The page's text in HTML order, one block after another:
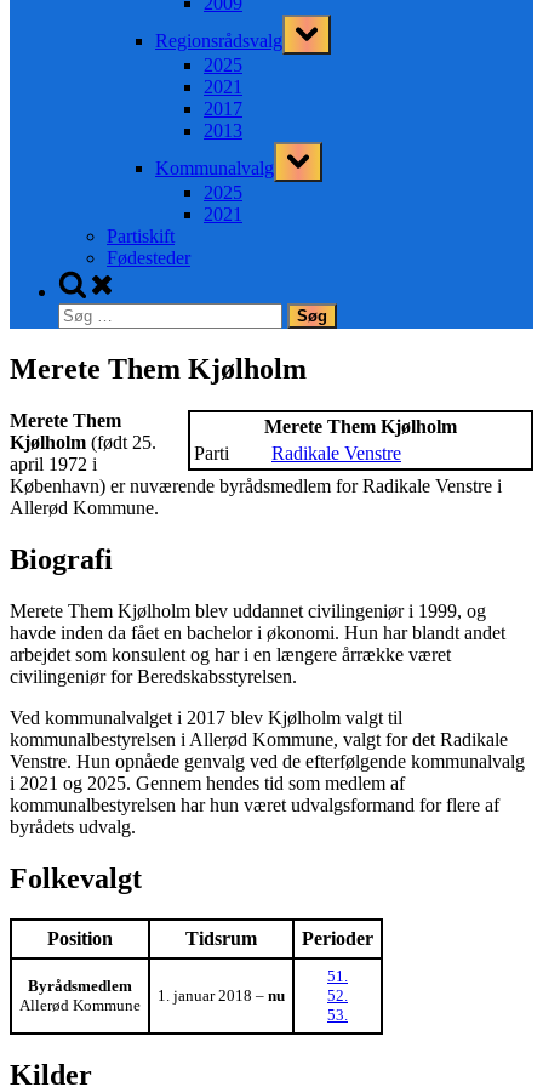
Regionsrådsvalg
Toggle
sub-
2025
2021
2017
2013
Kommunalvalg
Toggle
sub-
2025
2021
Partiskift
Fødesteder
Toggle
search
form
Søg
efter:
Merete Them Kjølholm
Merete Them Kjølholm
Parti
Radikale Venstre
Merete Them
Kjølholm (født 25.
april 1972 i
København) er nuværende byrådsmedlem for Radikale Venstre i
Allerød Kommune.
Biografi
Merete Them Kjølholm blev uddannet civilingeniør i 1999, og
havde inden da fået en bachelor i økonomi. Hun har blandt andet
arbejdet som konsulent og har i en længere årrække været
civilingeniør for Beredskabsstyrelsen.
Ved kommunalvalget i 2017 blev Kjølholm valgt til
kommunalbestyrelsen i Allerød Kommune, valgt for det Radikale
Venstre. Hun opnåede genvalg ved de efterfølgende kommunalvalg
i 2021 og 2025. Gennem hendes tid som medlem af
kommunalbestyrelsen har hun været udvalgsformand for flere af
byrådets udvalg.
Folkevalgt
Position Tidsrum Perioder
Byrådsmedlem
Allerød Kommune
1. januar 2018 – nu
51.
52.
53.
Kilder